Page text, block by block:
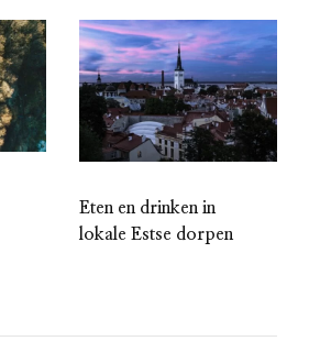
Eten en drinken in
lokale Estse dorpen